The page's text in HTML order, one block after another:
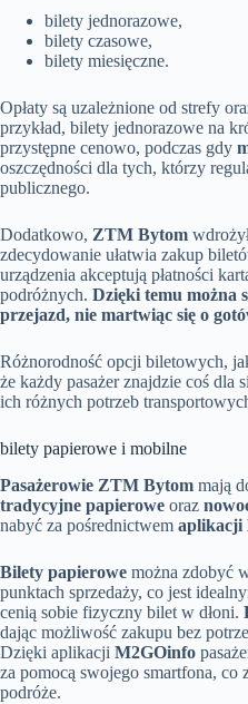
bilety jednorazowe,
bilety czasowe,
bilety miesięczne.
Opłaty są uzależnione od strefy
przykład, bilety jednorazowe na
przystępne cenowo, podczas gdy
oszczędności dla tych, którzy
publicznego.
Dodatkowo, ZTM Bytom
zdecydowanie ułatwia zakup
urządzenia akceptują płatności
podróżnych. Dzięki temu można
przejazd, nie martwiąc się o
Różnorodność opcji biletowych,
że każdy pasażer znajdzie coś dla
ich różnych potrzeb
bilety papierowe i mobilne
Pasażerowie ZTM Bytom mają
tradycyjne papierowe oraz
nabyć za pośrednictwem aplikacji
Bilety papierowe można zdobyć
punktach sprzedaży, co jest
cenią sobie fizyczny bilet w dłoni.
dając możliwość zakupu bez
Dzięki aplikacji M2GOinfo
za pomocą swojego smartfona, co
podróże.